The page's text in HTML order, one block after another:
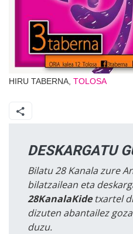
HIRU TABERNA, TOLOSA
DESKARGATU
Bilatu 28 Kanala zure
bilatzailean eta
28KanalaKidetxartel
dizuten abantailez
duzu.